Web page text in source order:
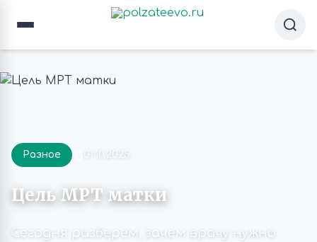
Разное 01.10.2025
Цель МРТ матки
Сегодня разберем, зачем врачу нужно